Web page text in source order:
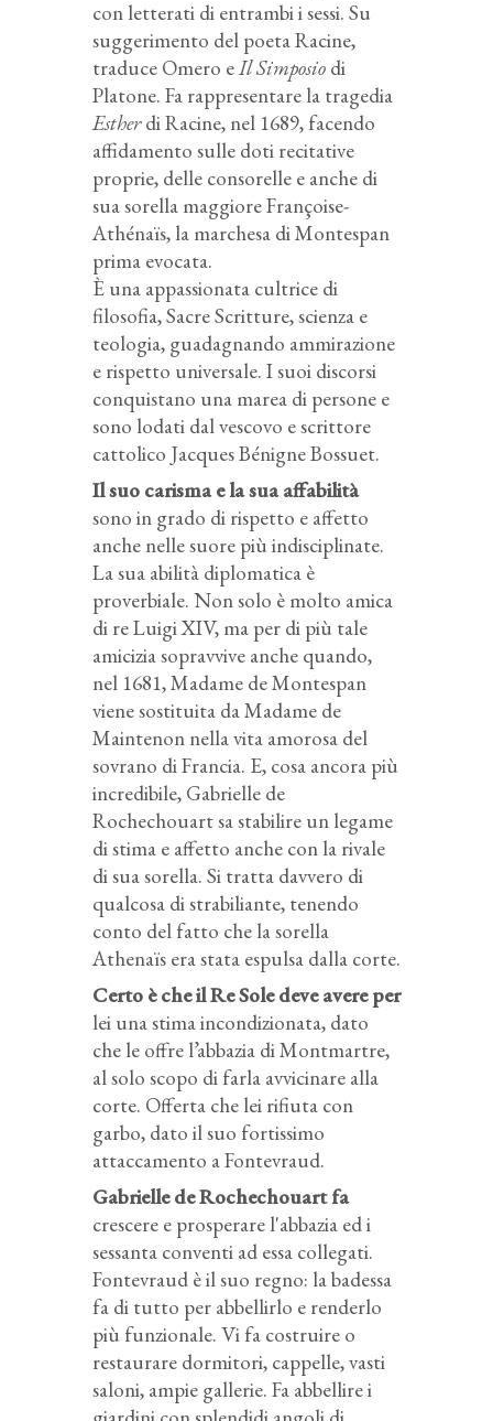
con letterati di entrambi i sessi. Su
suggerimento del poeta Racine,
traduce Omero eIl Simposio di
Platone. Fa rappresentare la tragedia
Estherdi Racine, nel 1689, facendo
affidamento sulle doti recitative
proprie, delle consorelle e anche di
sua sorella maggiore Françoise-
Athénaïs, la marchesa di Montespan
prima evocata.
È una appassionata cultrice di
filosofia, Sacre Scritture, scienza e
teologia, guadagnando ammirazione
e rispetto universale. I suoi discorsi
conquistano una marea di persone e
sono lodati dal vescovo e scrittore
cattolico Jacques Bénigne Bossuet.
Il suo carisma e la sua affabilità
sono in grado di rispetto e affetto
anche nelle suore più indisciplinate.
La sua abilità diplomatica è
proverbiale. Non solo è molto amica
di re Luigi XIV, ma per di più tale
amicizia sopravvive anche quando,
nel 1681, Madame de Montespan
viene sostituita da Madame de
Maintenon nella vita amorosa del
sovrano di Francia. E, cosa ancora più
incredibile, Gabrielle de
Rochechouart sa stabilire un legame
di stima e affetto anche con la rivale
di sua sorella. Si tratta davvero di
qualcosa di strabiliante, tenendo
conto del fatto che la sorella
Athenaïs era stata espulsa dalla corte.
Certo è che il Re Sole deve avere per
lei una stima incondizionata, dato
che le offre l’abbazia di Montmartre,
al solo scopo di farla avvicinare alla
corte. Offerta che lei rifiuta con
garbo, dato il suo fortissimo
attaccamento a Fontevraud.
Gabrielle de Rochechouart fa
crescere e prosperare l'abbazia ed i
sessanta conventi ad essa collegati.
Fontevraud è il suo regno: la badessa
fa di tutto per abbellirlo e renderlo
più funzionale. Vi fa costruire o
restaurare dormitori, cappelle, vasti
saloni, ampie gallerie. Fa abbellire i